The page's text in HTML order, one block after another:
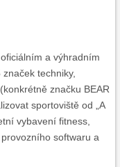
vybavení
stroje
a výhradním
techniky,
značku BEAR
sportoviště od „A
vybavení fitness,
softwaru a